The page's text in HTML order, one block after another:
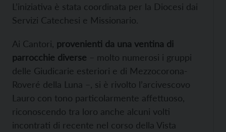
L’iniziativa è stata coordinata per la Diocesi dai
Servizi Catechesi e Missionario.
Ai Cantori, provenienti da una ventina di
parrocchie diverse – molto numerosi i gruppi
delle Giudicarie esteriori e di Mezzocorona-
Roveré della Luna –, si è rivolto l’arcivescovo
Lauro con tono particolarmente affettuoso,
riconoscendo tra loro anche alcuni volti
incontrati di recente nel corso della Vista